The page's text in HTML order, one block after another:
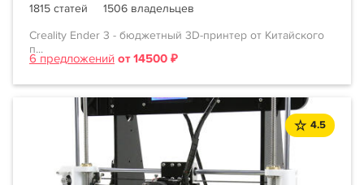
1815 статей
1506 владельцев
Creality Ender 3 - бюджетный 3D-принтер от Китайского
п...
6 предложений от 14500 ₽
4.5